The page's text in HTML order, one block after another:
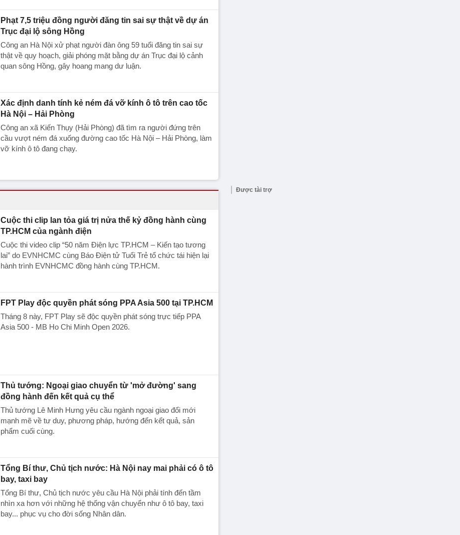
Phạt 7,5 triệu đồng người đăng tin sai sự thật về dự án
Trục đại lộ sông Hồng
Công an Hà Nội xử phạt người đàn ông 59 tuổi đăng tin sai sự
thật về quy hoạch, giải phóng mặt bằng dự án Trục đại lộ cảnh
quan sông Hồng, gây hoang mang dư luận.
Xác định danh tính kẻ ném đá vỡ kính ô tô trên cao tốc
Hà Nội – Hải Phòng
Công an xã Kiến Thụy (Hải Phòng) đã tìm ra người đứng trên
cầu vượt ném đá xuống đường cao tốc Hà Nội – Hải Phòng, làm
vỡ kính ô tô đang chạy.
Cuộc thi clip lan tỏa giá trị nửa thế kỷ đồng hành cùng
TP.HCM của ngành điện
Cuộc thi video clip “50 năm Điện lực TP.HCM – Kiến tạo tương
lai” do EVNHCMC cùng Báo Điện tử Tuổi Trẻ tổ chức tái hiện lại
hành trình EVNHCMC đồng hành cùng TP.HCM.
FPT Play độc quyền phát sóng PPA Asia 500 tại TP.HCM
Tháng 8 này, FPT Play sẽ độc quyền phát sóng trực tiếp PPA
Asia 500 - MB Ho Chi Minh Open 2026.
Thủ tướng: Ngoại giao chuyển từ 'mở đường' sang
đồng hành đến kết quả cụ thể
Thủ tướng Lê Minh Hưng yêu cầu ngành ngoại giao đổi mới
mạnh mẽ về tư duy, phương pháp, hướng đến kết quả, sản
phẩm cuối cùng.
Tổng Bí thư, Chủ tịch nước: Hà Nội nay mai phải có ô tô
bay, taxi bay
Tổng Bí thư, Chủ tịch nước yêu cầu Hà Nội phải tính đến tầm
nhìn xa hơn với những hệ thống vận chuyển như ô tô bay, taxi
bay... phục vụ cho đời sống Nhân dân.
Được tài trợ